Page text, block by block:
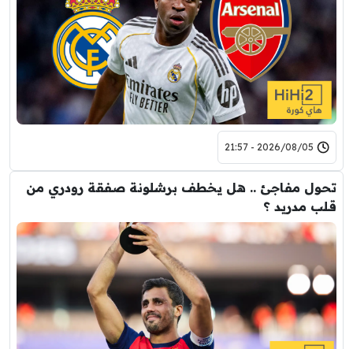
2026/08/05 - 21:57
تحول مفاجئ .. هل يخطف برشلونة صفقة رودري من
قلب مدريد ؟